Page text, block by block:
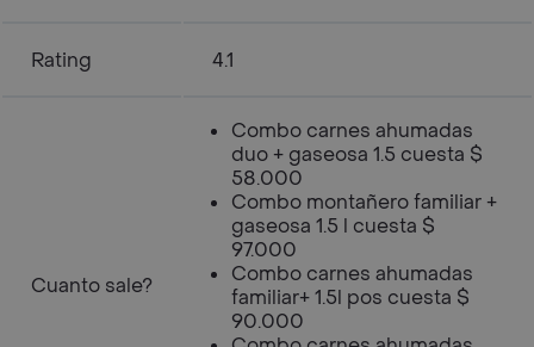
Rating 4.1
Cuanto sale?
Combo carnes ahumadas
duo + gaseosa 1.5 cuesta $
58.000
Combo montañero familiar +
gaseosa 1.5 l cuesta $
97.000
Combo carnes ahumadas
familiar+ 1.5l pos cuesta $
90.000